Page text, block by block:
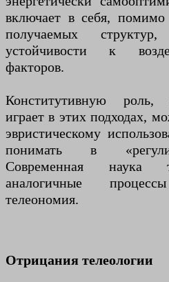
включает в себя, помимо
получаемых
устойчивости к
факторов.
Конститутивную роль,
играет в этих подходах,
эвристическому
понимать в
Современная наука
аналогичные
телеономия.
Отрицания телеологии